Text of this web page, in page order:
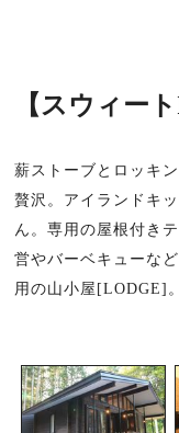
【スウィー
薪ストーブとロッキ
贅沢。アイランドキ
ん。専用の屋根付き
営やバーベキューな
用の山小屋[LODGE]。